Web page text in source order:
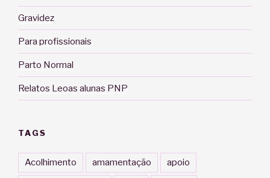
Gravidez
Para profissionais
Parto Normal
Relatos Leoas alunas PNP
TAGS
Acolhimento amamentação apoio